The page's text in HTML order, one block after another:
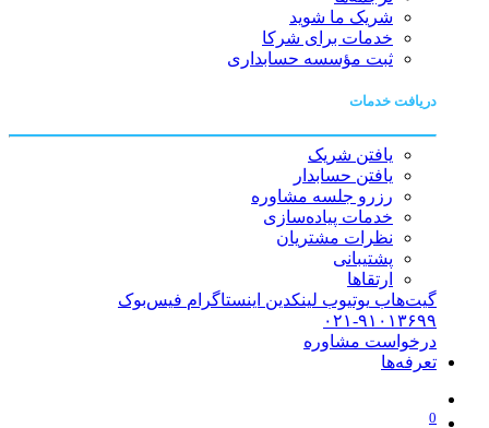
شریک ما شوید
خدمات برای شرکا
ثبت مؤسسه حسابداری
دریافت خدمات
یافتن شریک
یافتن حسابدار
رزرو جلسه مشاوره
خدمات پیاده‌سازی
نظرات مشتریان
پشتیبانی
ارتقاها
گیت‌هاب یوتیوب لینکدین اینستاگرام فیس‌بوک
۰۲۱-۹۱۰۱۳۶۹۹
درخواست مشاوره
تعرفه‌ها
0